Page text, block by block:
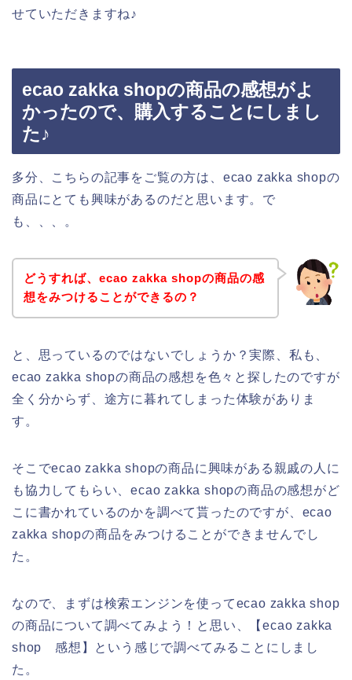
せていただきますね♪
ecao zakka shopの商品の感想がよ
かったので、購入することにしまし
た♪
多分、こちらの記事をご覧の方は、ecao zakka shopの
商品にとても興味があるのだと思います。で
も、、、。
どうすれば、ecao zakka shopの商品の感
想をみつけることができるの？
と、思っているのではないでしょうか？実際、私も、
ecao zakka shopの商品の感想を色々と探したのですが
全く分からず、途方に暮れてしまった体験がありま
す。
そこでecao zakka shopの商品に興味がある親戚の人に
も協力してもらい、ecao zakka shopの商品の感想がど
こに書かれているのかを調べて貰ったのですが、ecao
zakka shopの商品をみつけることができませんでし
た。
なので、まずは検索エンジンを使ってecao zakka shop
の商品について調べてみよう！と思い、【ecao zakka
shop 感想】という感じで調べてみることにしまし
た。